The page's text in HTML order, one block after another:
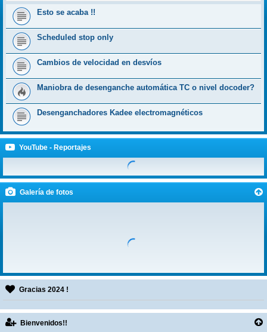
Gracias 2024 !
Bienvenidos!!
Esto se acaba !!
Scheduled stop only
Cambios de velocidad en desvíos
Maniobra de desenganche automática TC o nivel docoder?
Desenganchadores Kadee electromagnéticos
YouTube - Reportajes
Galería de fotos